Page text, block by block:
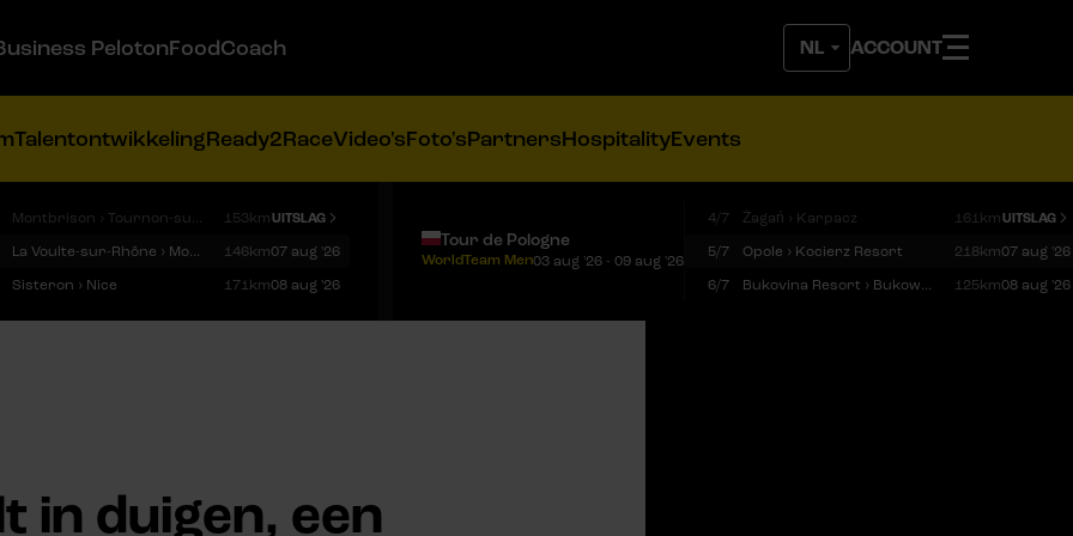
ACCOUNT
PelotonFoodCoach
TalentontwikkelingReady2RaceVideo'sFoto'sPartnersHospitalityEvents
Montbrison › Tournon-sur-Rhône 153kmUITSLAG
La Voulte-sur-Rhône › Mont Ventoux 146km07 aug '26
Sisteron › Nice 171km08 aug '26
Tour de Pologne
WorldTeam Men03 aug '26 - 09 aug '26
4/7 Żagań › Karpacz 161kmUITSLAG
5/7
Opole › Kocierz Resort 218km07 aug '26
6/7
Bukovina Resort › Bukowina Tatrzańska 125km08 aug '26
in duigen, een